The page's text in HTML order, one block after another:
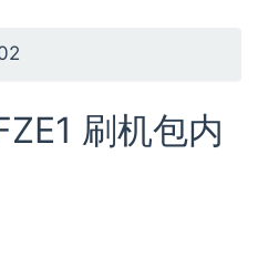
刷机包内